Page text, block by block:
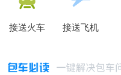
接送火车 接送飞机